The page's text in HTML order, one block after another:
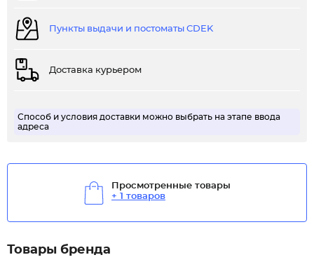
Пункты выдачи и постоматы CDEK
Доставка курьером
Способ и условия доставки можно выбрать на этапе ввода
адреса
Просмотренные товары
+ 1 товаров
Товары бренда